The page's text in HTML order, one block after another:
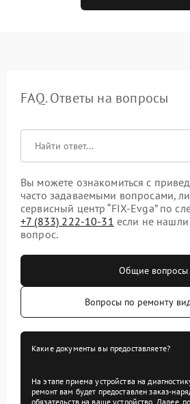
FAQ. Ответы на вопросы
Вы можете ознакомиться с
часто задаваемыми вопросами,
сервисный центр “FIX-Evga” по
+7 (833) 222-10-31 если не нашли
вопрос.
Общие вопросы
Вопросы по ремонту
Какие документы вы предоставляете?
На этапе приема устройства на
ремонт вам будет предоставлен заказ-
обязательств на ваше устройство. Далее,